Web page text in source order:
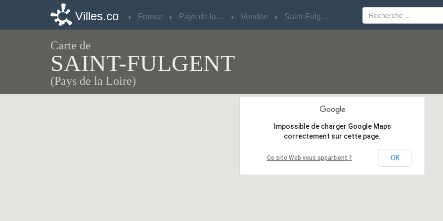
Villes.co France Pays de la Loire Vendée Saint-Fulgent
Carte de
SAINT-FULGENT
(Pays de la Loire)
Impossible de charger Google Maps
correctement sur cette page.
Ce site Web vous appartient ? OK
Impossible de charger Google Maps
correctement sur cette page.
Ce site Web vous appartient ? OK
Villes.co France Pays de la Loire Vendée Saint-Fulgent